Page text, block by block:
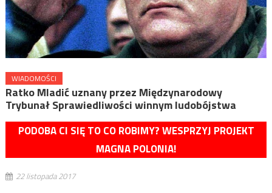
WIADOMOŚCI
Ratko Mladić uznany przez Międzynarodowy
Trybunał Sprawiedliwości winnym ludobójstwa
PODOBA CI SIĘ TO CO ROBIMY? WESPRZYJ PROJEKT
MAGNA POLONIA!
22 listopada 2017